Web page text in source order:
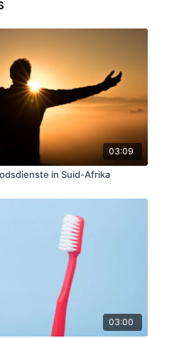
03:09
in Suid-Afrika
03:00